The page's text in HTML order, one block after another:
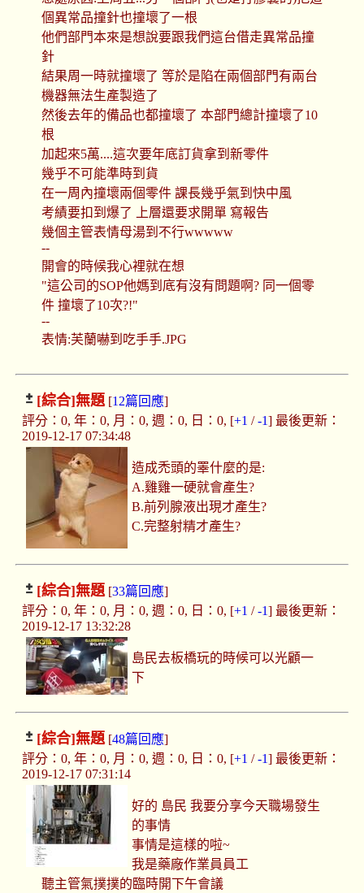
個異常品撞針也撞壞了一根
他們部門本來是想說要跟我們這台借走異常品撞
針
結果周一時就撞壞了 等於是陷在兩個部門有兩台
機器無法生產製造了
然後去年的備品也都撞壞了 本部門總計撞壞了10
根
加起來5萬....這次要年底訂貨拿到新零件
幾乎不可能準時到貨
在一周內撞壞兩個零件 課長幾乎氣到快中風
考績要扣到爆了 上層還要求開單 寫報告
幾個主管表情母湯到不行wwwww
--
開會的時候我心裡就在想
"這公司的SOP他媽到底有沒有問題啊? 同一個零
件 撞壞了10次?!"
--
表情:芙蘭嚇到吃手手.JPG
[綜合]無題[12篇回應]
評分：0, 年：0, 月：0, 週：0, 日：0, [+1 /-1] 最後更新：
2019-12-17 07:34:48
造成禿頭的睪什麼的是:
A.雞雞一硬就會產生?
B.前列腺液出現才產生?
C.完整射精才產生?
[綜合]無題[33篇回應]
評分：0, 年：0, 月：0, 週：0, 日：0, [+1 /-1] 最後更新：
2019-12-17 13:32:28
島民去板橋玩的時候可以光顧一
下
[綜合]無題[48篇回應]
評分：0, 年：0, 月：0, 週：0, 日：0, [+1 /-1] 最後更新：
2019-12-17 07:31:14
好的 島民 我要分享今天職場發生
的事情
事情是這樣的啦~
我是藥廠作業員員工
聽主管氣撲撲的臨時開下午會議